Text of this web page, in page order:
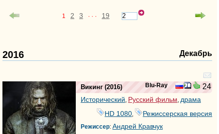
1 2 3 · · · 19
2016 Декабрь
Blu-Ray 24
Викинг (2016)
Исторический, Русский фильм, драма
HD 1080
Режиссерская версия
Режиссер: Андрей Кравчук